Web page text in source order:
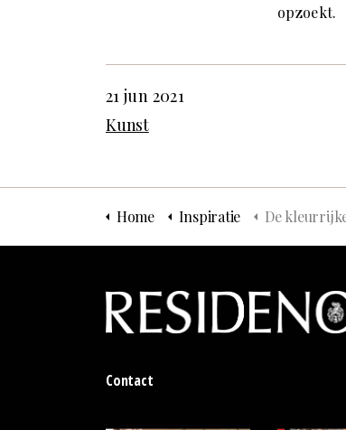
opzoekt.
21 jun 2021
Kunst
Home Inspiratie De kleurrijke kunstwerken van Christie van der
Contact